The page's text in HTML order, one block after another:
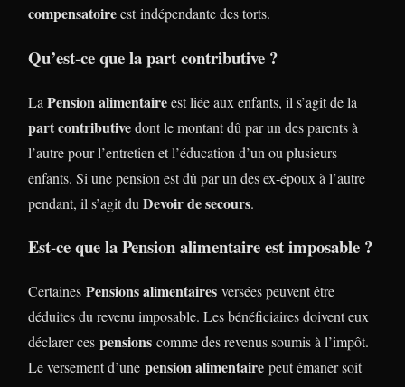
compensatoireest indépendante des torts.
Qu’est-ce que la part contributive ?
La Pension alimentaireest liée aux enfants, il s’agit de la
part contributivedont le montant dû par un des parents à
l’autre pour l’entretien et l’éducation d’un ou plusieurs
enfants. Si une pension est dû par un des ex-époux à l’autre
pendant, il s’agit du Devoir de secours.
Est-ce que la Pension alimentaire est imposable ?
Certaines Pensions alimentaires versées peuvent être
déduites du revenu imposable. Les bénéficiaires doivent eux
déclarer ces pensions comme des revenus soumis à l’impôt.
Le versement d’une pension alimentaire peut émaner soit